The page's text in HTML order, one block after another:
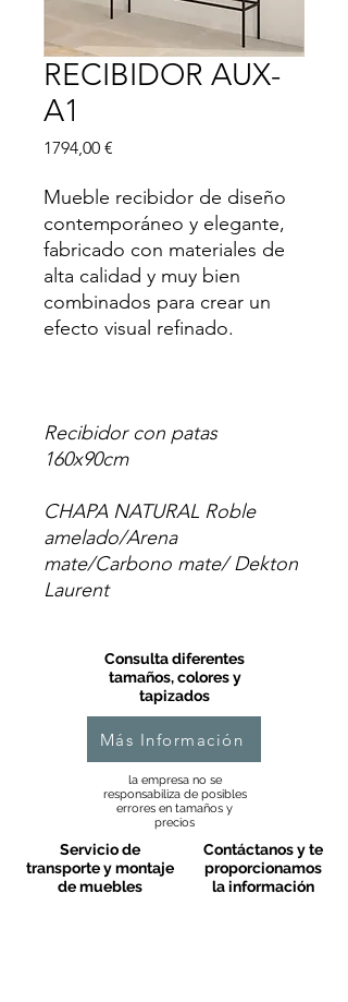
RECIBIDOR AUX-
A1
1794,00 €
Mueble recibidor de diseño
contemporáneo y elegante,
fabricado con materiales de
alta calidad y muy bien
combinados para crear un
efecto visual refinado.
Recibidor con patas
160x90cm
CHAPA NATURAL Roble
amelado/Arena
mate/Carbono mate/ Dekton
Laurent
Consulta diferentes
tamaños, colores y
tapizados
Más Información
la empresa no se
responsabiliza de posibles
errores en tamaños y
precios
Servicio de
transporte y montaje
de muebles
Contáctanos y te
proporcionamos
la información